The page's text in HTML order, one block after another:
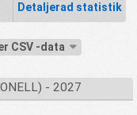
Detaljerad statistik
CSV -data
- 2027